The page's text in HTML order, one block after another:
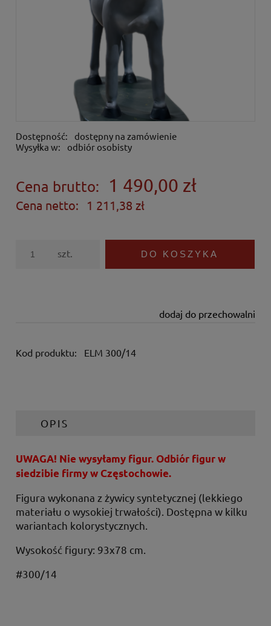
Dostępność:
dostępny na zamówienie
Wysyłka w:
odbiór osobisty
Cena brutto: 1 490,00 zł
Cena netto: 1 211,38 zł
szt. DO KOSZYKA
dodaj do przechowalni
Kod produktu: ELM 300/14
OPIS
UWAGA! Nie wysyłamy figur. Odbiór figur w
siedzibie firmy w Częstochowie.
Figura wykonana z żywicy syntetycznej (lekkiego
materiału o wysokiej trwałości). Dostępna w kilku
wariantach kolorystycznych.
Wysokość figury: 93x78 cm.
#300/14